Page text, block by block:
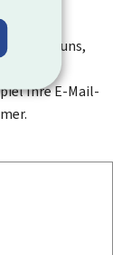
Sie uns,
Ihre E-Mail-